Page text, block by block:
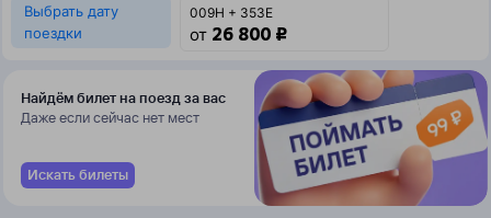
Выбрать дату
поездки
009Н + 353Е
от 26 800 ₽
Найдём билет на поезд за вас
Даже если сейчас нет мест
Искать билеты